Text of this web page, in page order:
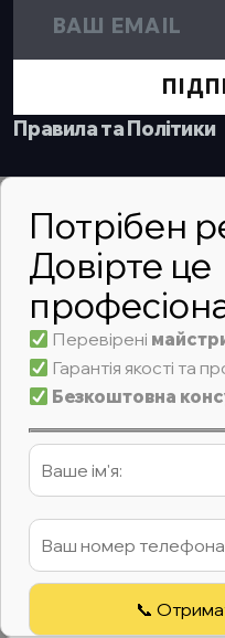
Правила та Політики
Потрібен
Довірте це
Перевірені
Гарантія якості та
Безкоштовна